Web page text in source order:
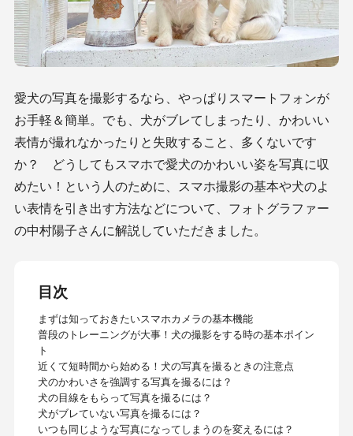
愛犬の写真を撮影するなら、やっぱりスマートフォンが
お手軽＆簡単。でも、犬がブレてしまったり、かわいい
表情が撮れなかったりと失敗すること、多くないです
か？ どうしてもスマホで愛犬のかわいい姿を写真に収
めたい！という人のために、スマホ撮影の基本や犬のよ
い表情を引き出す方法などについて、フォトグラファー
の中村陽子さんに解説していただきました。
目次
まずは知っておきたいスマホカメラの基本機能
普段のトレーニングが大事！犬の撮影をする時の基本ポイン
ト
近くて短時間から始める！犬の写真を撮るときの注意点
犬のかわいさを強調する写真を撮るには？
犬の目線をもらって写真を撮るには？
犬がブレていない写真を撮るには？
いつも同じような写真になってしまうのを変えるには？